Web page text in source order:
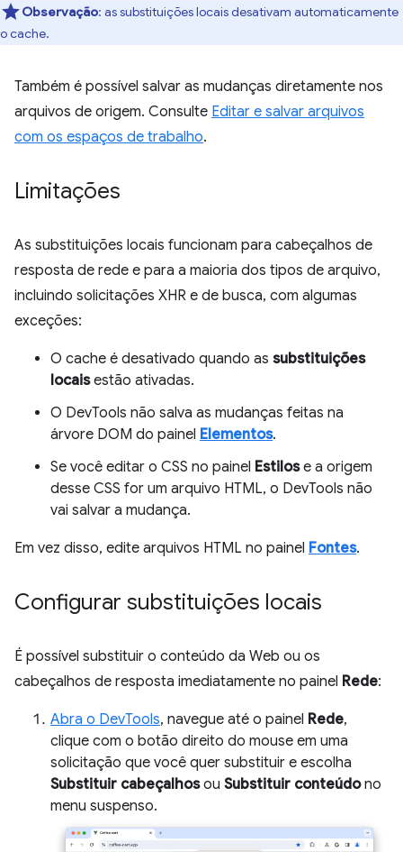
Observação: as substituições locais desativam automaticamente
o cache.
Também é possível salvar as mudanças diretamente nos
arquivos de origem. Consulte Editar e salvar arquivos
com os espaços de trabalho.
Limitações
As substituições locais funcionam para cabeçalhos de
resposta de rede e para a maioria dos tipos de arquivo,
incluindo solicitações XHR e de busca, com algumas
exceções:
O cache é desativado quando as substituições
locaisestão ativadas.
O DevTools não salva as mudanças feitas na
árvore DOM do painel Elementos.
Se você editar o CSS no painel Estilose a origem
desse CSS for um arquivo HTML, o DevTools não
vai salvar a mudança.
Em vez disso, edite arquivos HTML no painel Fontes.
Configurar substituições locais
É possível substituir o conteúdo da Web ou os
cabeçalhos de resposta imediatamente no painel Rede:
Abra o DevTools, navegue até o painel Rede,
clique com o botão direito do mouse em uma
solicitação que você quer substituir e escolha
Substituir cabeçalhosou Substituir conteúdono
menu suspenso.